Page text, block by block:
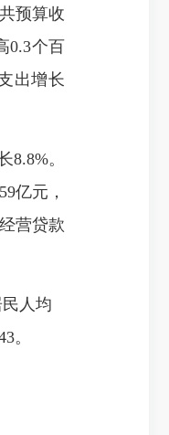
预算收
0.3个百
出增长
。
亿元，
营贷款
人均
。